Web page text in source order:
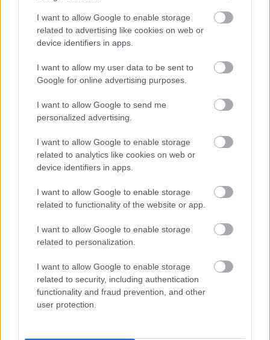
I want to allow Google to enable storage
related to advertising like cookies on web or
device identifiers in apps.
I want to allow my user data to be sent to
Google for online advertising purposes.
I want to allow Google to send me
personalized advertising.
I want to allow Google to enable storage
related to analytics like cookies on web or
device identifiers in apps.
I want to allow Google to enable storage
related to functionality of the website or app.
I want to allow Google to enable storage
related to personalization.
I want to allow Google to enable storage
related to security, including authentication
functionality and fraud prevention, and other
user protection.
Krosno > Klasa Okręgowa - sytuacja w tabeli
Przed meczami 25. kolejki - Krosno > Klasa Okręgowa gospodarze
(Górnik Strachocina) zajmują2. miejsce
Poniżej znajdziesz także ostatnie mecze obu drużyn oraz statystyki
bramkowe.
Górnik Strachocina vs. Strzelec Frysztak - relacja, wynik na żywo,
transmisja
Wynik meczu Górnik Strachocina - Strzelec Frysztak znajdziesz na naszej
stronie zaraz po jego zakończeniu. Jeżeli szukasz informacji meczowych,
zajrzyj tutaj:Górnik Strachocina vs. Strzelec Frysztak - wynik,
składy, strzelcy
Jeżeli w internecie lub TV dostępna jest
albo innych spotkań
Krosno > Klasa Okręgowa na pewno znajdziesz takie informacje na
naszym portalu. Możliwe jednak, że nigdzie nie pojawi się stream online z
Asseco Resovia| Developres Rzeszów |ITA TOOLS Stal Mielec
Cellfast Wilki Krosno| Texom Stal Rzeszów|Stal Mielec
Motor Lublin|Stal Rzeszów| Stal Stalowa Wola|Wisła Kraków
Resovia|Wieczysta Kraków